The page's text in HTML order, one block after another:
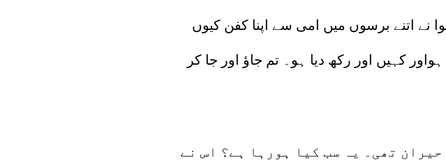
نے اتنے برسوں میں امی سے اپنا کفن کیوں
کہیں اور رکھ دیا ہو۔ تم جاؤ اور جا کر
تھی۔ یہ سب کیا ہورہا ہے؟ اس نے